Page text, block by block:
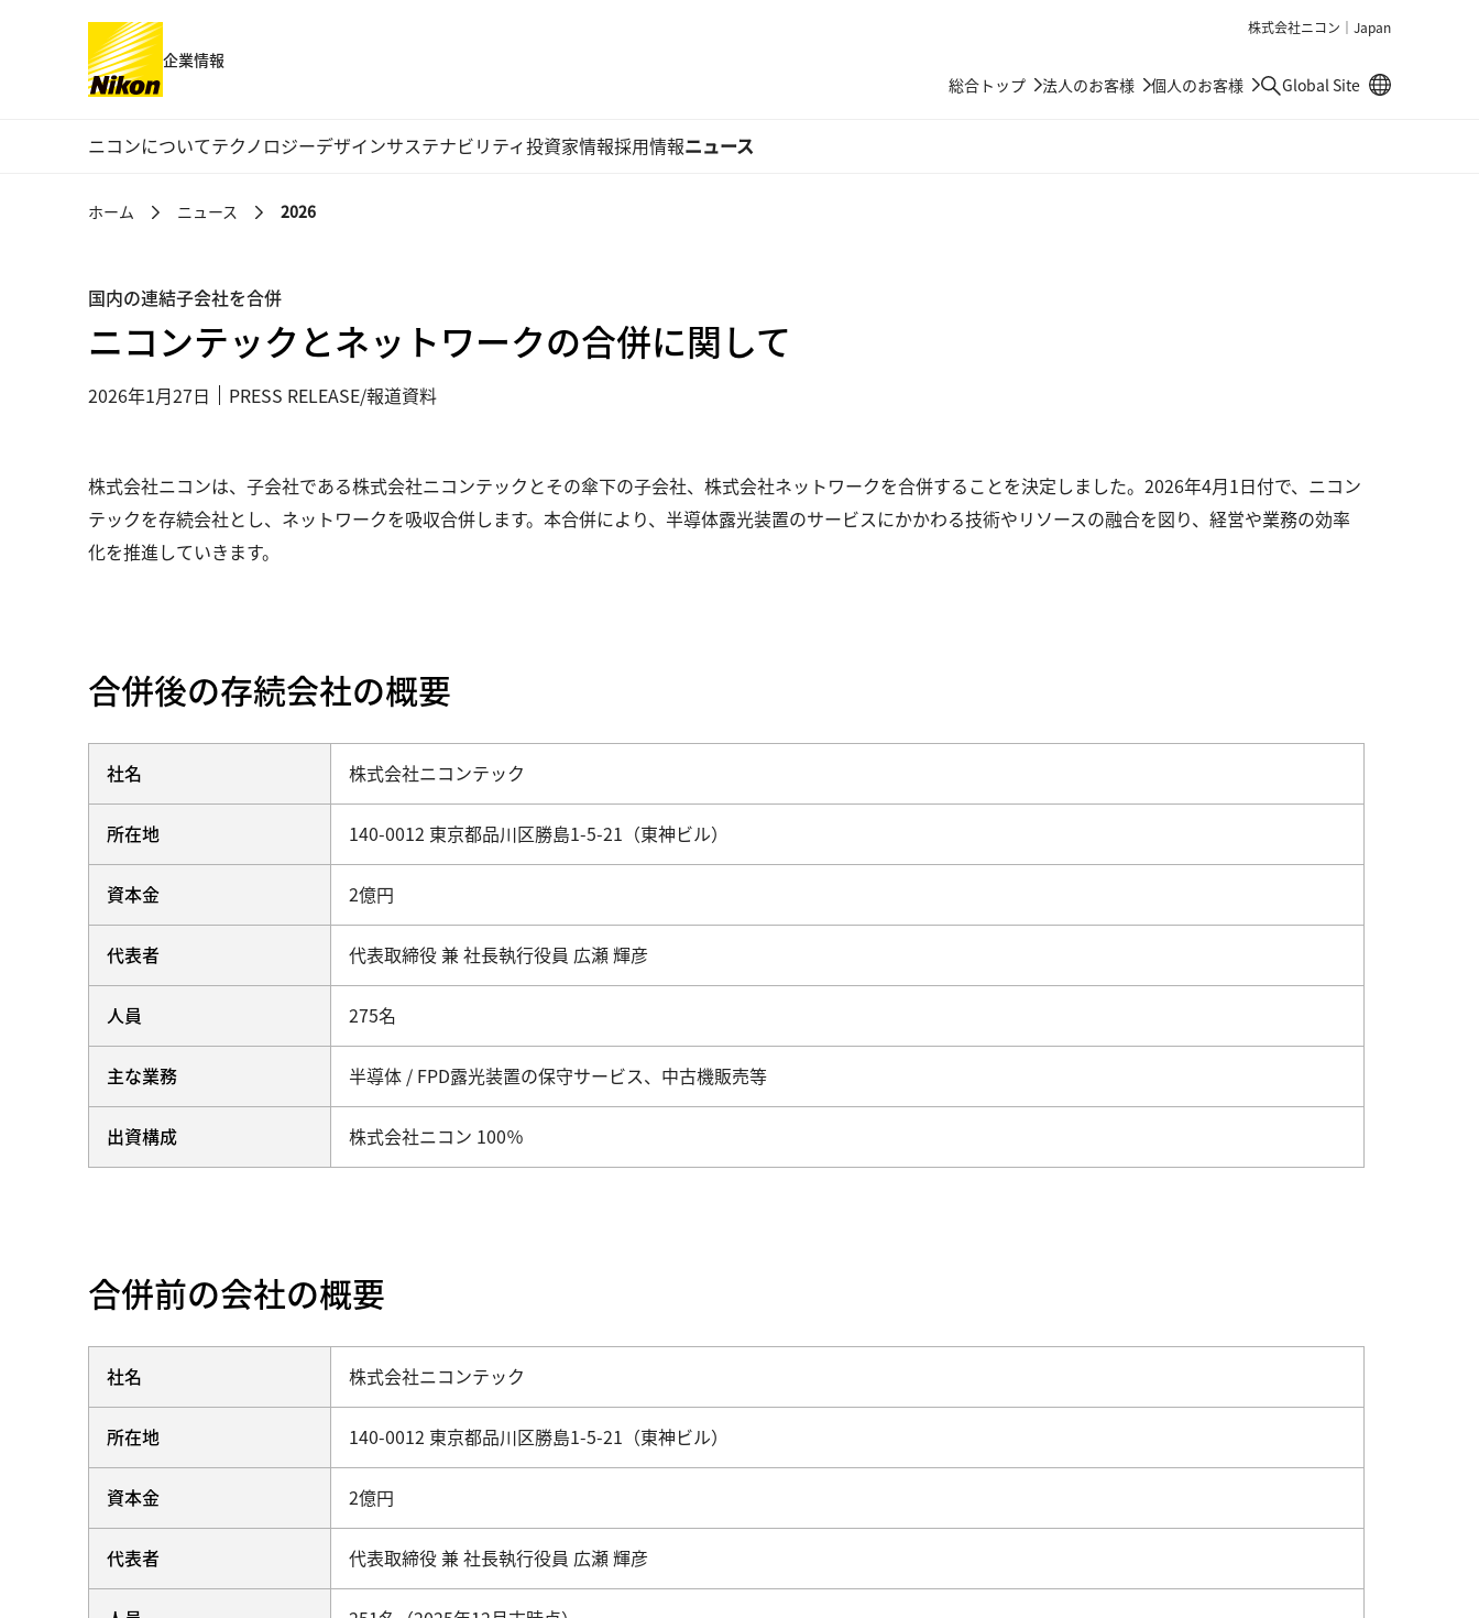
株式会社ニコン｜Japan
企業情報
総合トップ
法人のお客様 個人のお客様 検索Global Site別窓で遷移しま
グローバルナビゲーション
ニコンについてテクノロジーデザインサステナビリティ投資家情報採用情報ニュース
ホーム ニュース 2026
ニコンテックとネットワークの合併に関して
国内の連結子会社を合併
2026年1月27日 PRESS RELEASE/報道資料
株式会社ニコンは、子会社である株式会社ニコンテックとその傘下の子会社、株式会社ネットワークを合併することを決定しました。2026年4月1日付で、ニコン
テックを存続会社とし、ネットワークを吸収合併します。本合併により、半導体露光装置のサービスにかかわる技術やリソースの融合を図り、経営や業務の効率
化を推進していきます。
合併後の存続会社の概要
社名 株式会社ニコンテック
所在地 140-0012 東京都品川区勝島1-5-21（東神ビル）
資本金 2億円
代表者 代表取締役 兼 社長執行役員 広瀬 輝彦
人員 275名
主な業務 半導体 / FPD露光装置の保守サービス、中古機販売等
出資構成 株式会社ニコン 100％
合併前の会社の概要
社名 株式会社ニコンテック
所在地 140-0012 東京都品川区勝島1-5-21（東神ビル）
資本金 2億円
代表者 代表取締役 兼 社長執行役員 広瀬 輝彦